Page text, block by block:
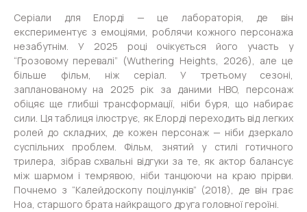
Серіали для Елорді — це лабораторія, де він
експериментує з емоціями, роблячи кожного персонажа
незабутнім. У 2025 році очікується його участь у
“Грозовому перевалі” (Wuthering Heights, 2026), але це
більше фільм, ніж серіал. У третьому сезоні,
запланованому на 2025 рік за даними HBO, персонаж
обіцяє ще глибші трансформації, ніби буря, що набирає
сили. Ця таблиця ілюструє, як Елорді переходить від легких
ролей до складних, де кожен персонаж — ніби дзеркало
суспільних проблем. Фільм, знятий у стилі готичного
трилера, зібрав схвальні відгуки за те, як актор балансує
між шармом і темрявою, ніби танцюючи на краю прірви.
Почнемо з “Калейдоскопу поцілунків” (2018), де він грає
Ноа, старшого брата найкращого друга головної героїні.